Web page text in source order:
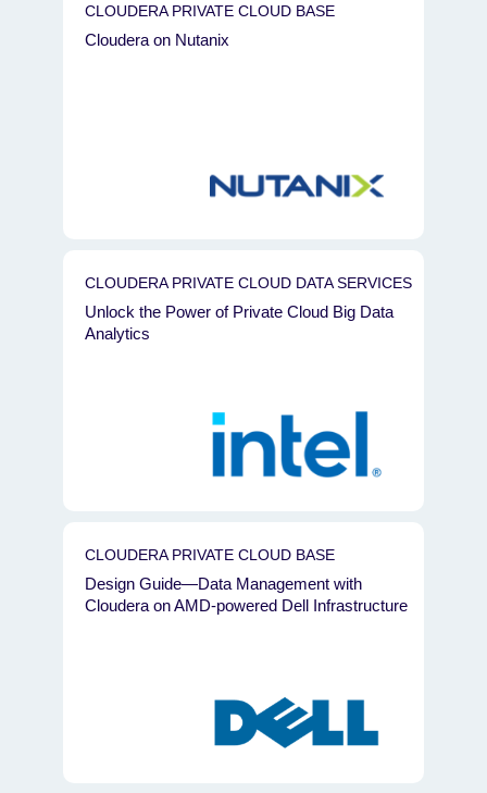
CLOUDERA PRIVATE CLOUD BASE
Cloudera on Nutanix
CLOUDERA PRIVATE CLOUD DATA SERVICES
Unlock the Power of Private Cloud Big Data
Analytics
CLOUDERA PRIVATE CLOUD BASE
Design Guide—Data Management with
Cloudera on AMD-powered Dell Infrastructure